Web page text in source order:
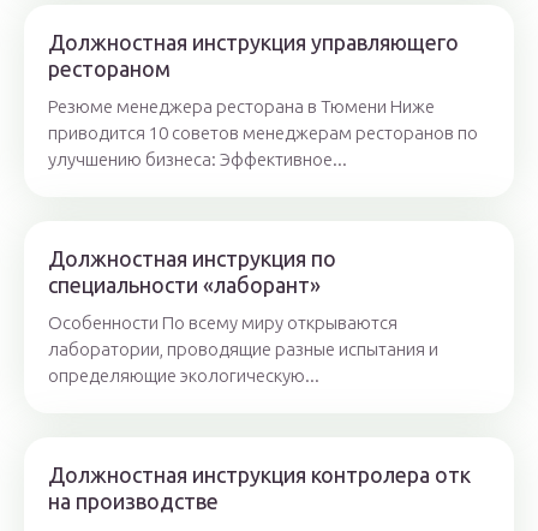
Должностная инструкция управляющего
рестораном
Резюме менеджера ресторана в Тюмени Ниже
приводится 10 советов менеджерам ресторанов по
улучшению бизнеса: Эффективное...
Должностная инструкция по
специальности «лаборант»
Особенности По всему миру открываются
лаборатории, проводящие разные испытания и
определяющие экологическую...
Должностная инструкция контролера отк
на производстве